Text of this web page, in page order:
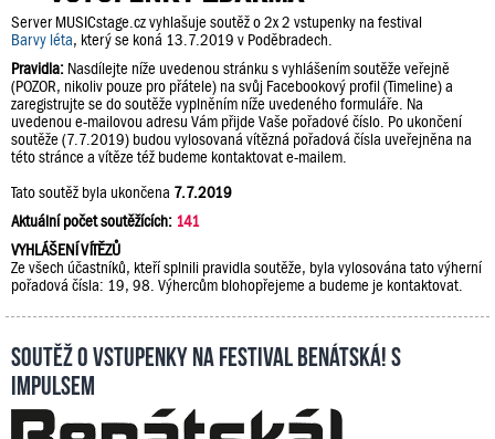
Server MUSICstage.cz vyhlašuje soutěž o 2x 2 vstupenky na festival
Barvy léta, který se koná 13.7.2019 v Poděbradech.
Pravidla: Nasdílejte níže uvedenou stránku s vyhlášením soutěže veřejně
(POZOR, nikoliv pouze pro přátele) na svůj Facebookový profil (Timeline) a
zaregistrujte se do soutěže vyplněním níže uvedeného formuláře. Na
uvedenou e-mailovou adresu Vám přijde Vaše pořadové číslo. Po ukončení
soutěže (7.7.2019) budou vylosovaná vítězná pořadová čísla uveřejněna na
této stránce a vítěze též budeme kontaktovat e-mailem.
Tato soutěž byla ukončena 7.7.2019
Aktuální počet soutěžících: 141
VYHLÁŠENÍ VÍTĚZŮ
Ze všech účastníků, kteří splnili pravidla soutěže, byla vylosována tato výherní
pořadová čísla: 19, 98. Výhercům blohopřejeme a budeme je kontaktovat.
Soutěž o vstupenky na festival Benátská! s
Impulsem